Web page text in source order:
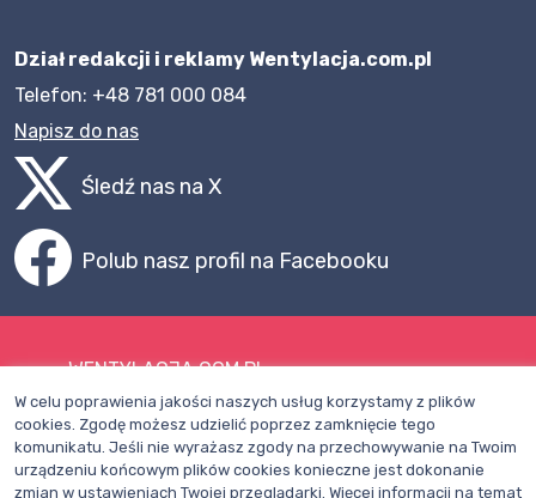
Dział redakcji i reklamy Wentylacja.com.pl
Telefon: +48 781 000 084
Napisz do nas
Śledź nas na X
Polub nasz profil na Facebooku
WENTYLACJA.COM.PL
Mapa witryny
Regulamin
W celu poprawienia jakości naszych usług korzystamy z plików
cookies. Zgodę możesz udzielić poprzez zamknięcie tego
komunikatu. Jeśli nie wyrażasz zgody na przechowywanie na Twoim
urządzeniu końcowym plików cookies konieczne jest dokonanie
zmian w ustawieniach Twojej przeglądarki. Więcej informacji na temat